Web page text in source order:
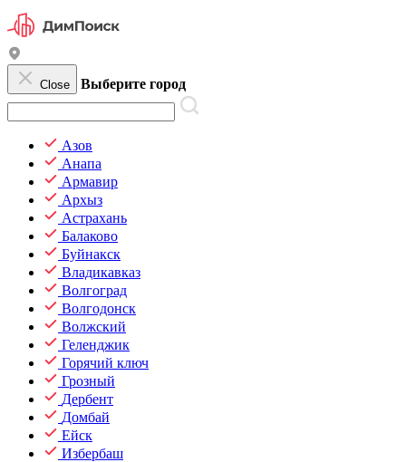
Close Выберите город
Азов
Анапа
Армавир
Архыз
Астрахань
Балаково
Буйнакск
Владикавказ
Волгоград
Волгодонск
Волжский
Геленджик
Горячий ключ
Грозный
Дербент
Домбай
Ейск
Избербаш